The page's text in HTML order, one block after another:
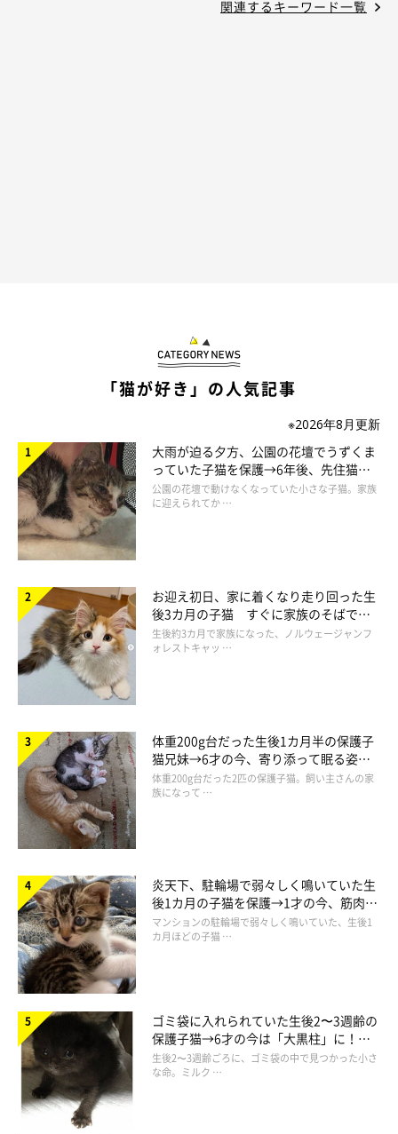
関連するキーワード一覧
「猫が好き」の人気記事
※2026年8月更新
大雨が迫る夕方、公園の花壇でうずくま
っていた子猫を保護→6年後、先住猫
と“姉妹”のような関係に
公園の花壇で動けなくなっていた小さな子猫。家族
に迎えられてか …
お迎え初日、家に着くなり走り回った生
後3カ月の子猫 すぐに家族のそばで落
ち着く姿に「迎えてよかった」
生後約3カ月で家族になった、ノルウェージャンフ
ォレストキャッ …
体重200g台だった生後1カ月半の保護子
猫兄妹→6才の今、寄り添って眠る姿に
ほっこり！
体重200g台だった2匹の保護子猫。飼い主さんの家
族になって …
炎天下、駐輪場で弱々しく鳴いていた生
後1カ月の子猫を保護→1才の今、筋肉質
でツンデレなコに成長
マンションの駐輪場で弱々しく鳴いていた、生後1
カ月ほどの子猫 …
ゴミ袋に入れられていた生後2〜3週齢の
保護子猫→6才の今は「大黒柱」に！
美しい黒猫に成長した姿にグッとくる
生後2〜3週齢ごろに、ゴミ袋の中で見つかった小さ
な命。ミルク …